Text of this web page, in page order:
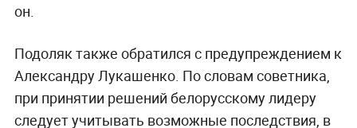
он.
Подоляк также обратился с предупреждением к
Александру Лукашенко. По словам советника,
при принятии решений белорусскому лидеру
следует учитывать возможные последствия, в